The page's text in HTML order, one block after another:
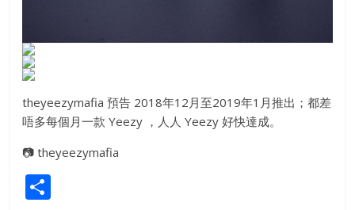
theyeezymafia 預告 2018年12月至2019年1月推出；都差
唔多每個月一款 Yeezy ，人人 Yeezy 好快達成。
📷 theyeezymafia